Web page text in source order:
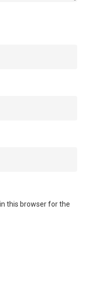
this browser for the